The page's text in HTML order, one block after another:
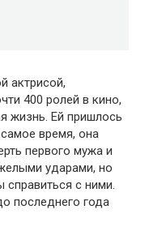
актрисой,
400 ролей в кино,
жизнь. Ей пришлось
время, она
первого мужа и
ударами, но
с ними.
последнего года